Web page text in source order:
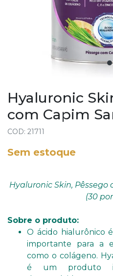
Hyaluronic
com Capim
COD: 21711
Sem estoque
Hyaluronic Skin,
(30
Sobre o produto:
O ácido hialurônico
importante para a
como o colágeno.
é um produto